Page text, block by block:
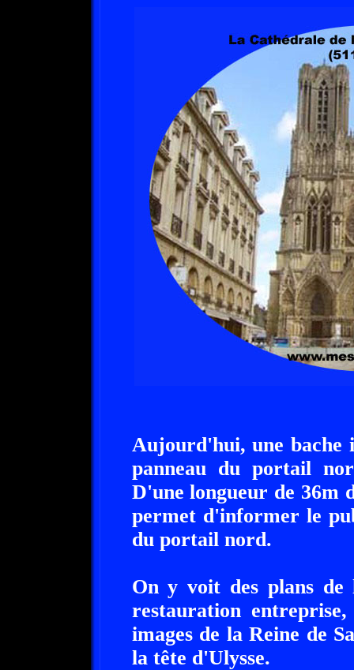
Aujourd'hui, une bache
panneau du portail
D'une longueur de 36m
permet d'informer le
du portail nord.
On y voit des plans de
restauration
images de la Reine de
la tête d'Ulysse.